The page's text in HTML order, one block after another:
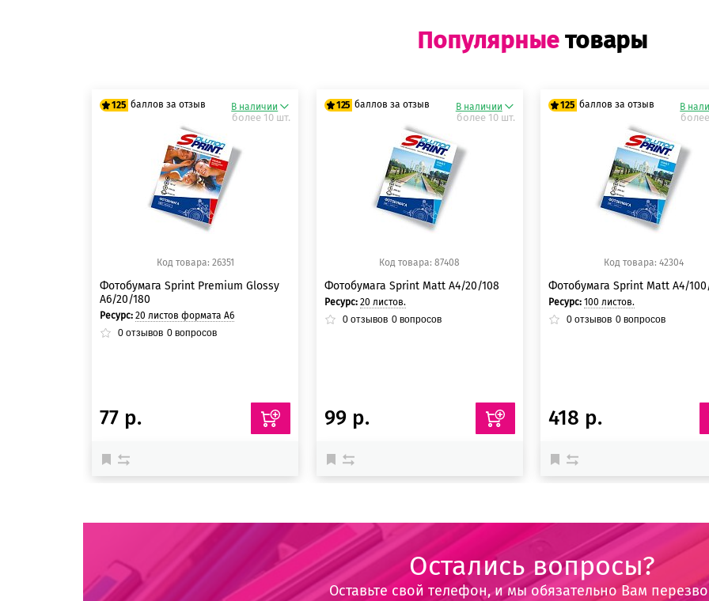
Популярныетовары
125 баллов за отзыв
125 баллов
125 баллов
В наличии
более 10 шт.
Код товара: 26351
Фотобумага Sprint Premium Glossy
A6/20/180
Ресурс:20 листов формата А6
0 отзывов 0 вопросов
77 р.
125 баллов за отзыв
125 баллов
125 баллов
В наличии
более 10 шт.
Код товара: 87408
Фотобумага Sprint Matt A4/20/108
Ресурс: 20 листов.
0отзывов 0вопросов
99 р.
125 баллов за отзыв
125 баллов
125 баллов
В
Код товара: 42304
Фотобумага Sprint Matt A4/
Ресурс:100 листов.
0 отзывов 0 вопросов
418 р.
Остались вопросы?
Оставьте свой телефон, и мы обязательно Вам